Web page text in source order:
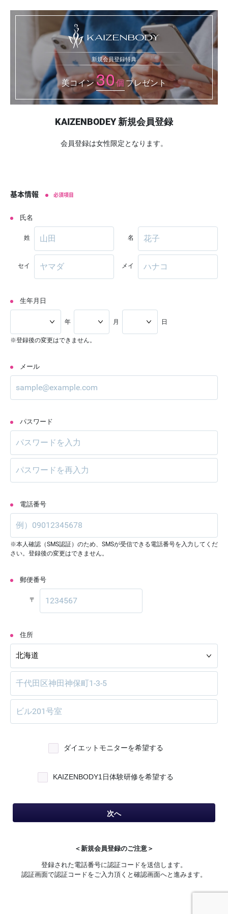
新規会員登録特典
美コイン30個 プレゼント
KAIZENBODEY 新規会員登録
会員登録は女性限定となります。
基本情報 必須項目
氏名
姓 名
セイ メイ
生年月日
年 月 日
※登録後の変更はできません。
メール
パスワード
電話番号
※本人確認（SMS認証）のため、SMSが受信できる電話番号を入力してくだ
さい。登録後の変更はできません。
郵便番号
〒
住所
ダイエットモニターを希望する
KAIZENBODY1日体験研修を希望する
次へ
＜新規会員登録のご注意＞
登録された電話番号に認証コードを送信します。
認証画面で認証コードをご入力頂くと確認画面へと進みます。